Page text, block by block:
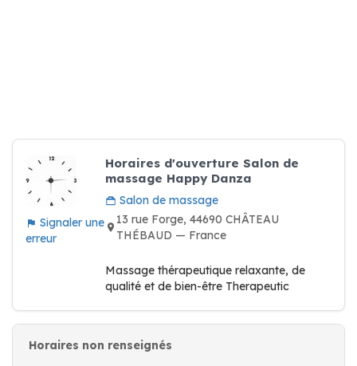
Signaler une
erreur
Horaires d'ouverture Salon de
massage Happy Danza
Salon de massage
13 rue Forge, 44690 CHÂTEAU
THÉBAUD — France
Massage thérapeutique relaxante, de
qualité et de bien-être Therapeutic
Horaires non renseignés